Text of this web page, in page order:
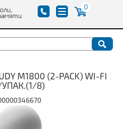
0
M1800 (2-PACK) WI-FI
8)